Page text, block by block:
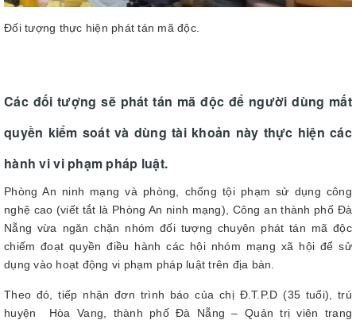
Đối tượng thực hiện phát tán mã độc.
Các đối tượng sẽ phát tán mã độc để người dùng mất
quyền kiểm soát và dùng tài khoản này thực hiện các
hành vi vi phạm pháp luật.
Phòng An ninh mạng và phòng, chống tội phạm sử dụng công
nghệ cao (viết tắt là Phòng An ninh mạng), Công an thành phố Đà
Nẵng vừa ngăn chặn nhóm đối tượng chuyên phát tán mã độc
chiếm đoạt quyền điều hành các hội nhóm mạng xã hội để sử
dụng vào hoạt động vi phạm pháp luật trên địa bàn.
Theo đó, tiếp nhận đơn trình báo của chị Đ.T.P.D (35 tuổi), trú
huyện Hòa Vang, thành phố Đà Nẵng – Quản trị viên trang